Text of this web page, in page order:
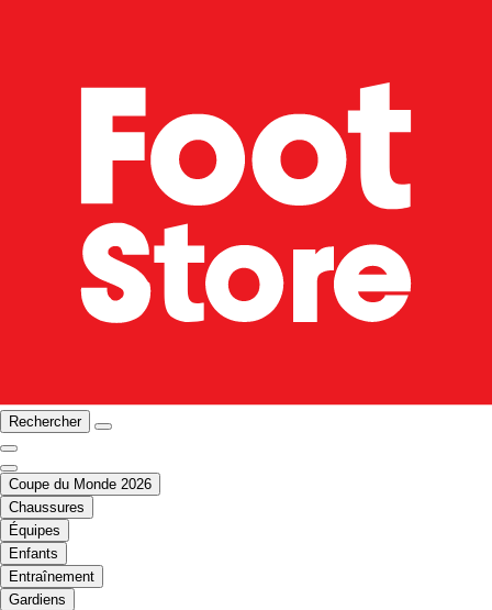
Rechercher
Coupe du Monde 2026
Chaussures
Équipes
Enfants
Entraînement
Gardiens